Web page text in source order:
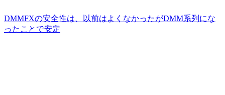
DMMFXの安全性は、以前はよくなかったがDMM系列にな
ったことで安定